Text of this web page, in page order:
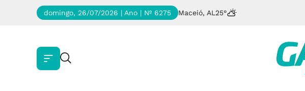
domingo, 26/07/2026 | Ano | Nº 6275 Maceió, AL 25°